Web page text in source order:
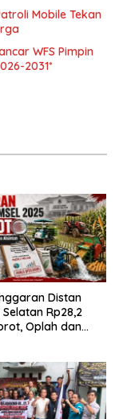
Mobile Tekan
WFS Pimpin
2031*
Distan
Rp28,2
Oplah dan